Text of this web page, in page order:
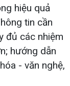
hiệu quả
tin cần
đủ các nhiệm
hướng dẫn
- văn nghệ,